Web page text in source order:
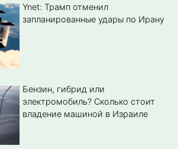
Ynet: Трамп отменил
запланированные удары по Ирану
Бензин, гибрид или
электромобиль? Cколько стоит
владение машиной в Израиле